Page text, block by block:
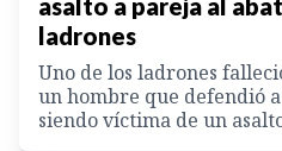
asalto a pareja al
ladrones
Uno de los ladrones
un hombre que defendió
siendo víctima de un